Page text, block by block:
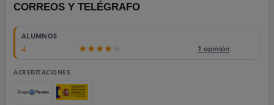
CORREOS Y TELÉGRAFO
ALUMNOS
4 1 opinión
ACREDITACIONES